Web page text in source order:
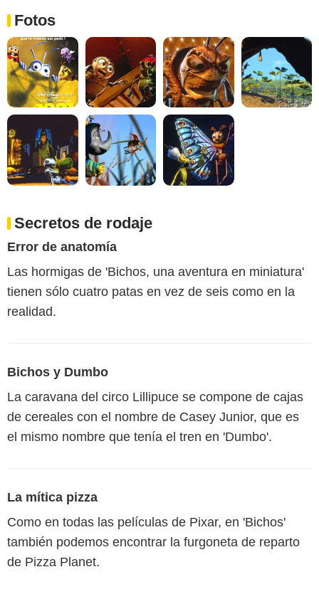
Fotos
Secretos de rodaje
Error de anatomía
Las hormigas de 'Bichos, una aventura en miniatura'
tienen sólo cuatro patas en vez de seis como en la
realidad.
Bichos y Dumbo
La caravana del circo Lillipuce se compone de cajas
de cereales con el nombre de Casey Junior, que es
el mismo nombre que tenía el tren en 'Dumbo'.
La mítica pizza
Como en todas las películas de Pixar, en 'Bichos'
también podemos encontrar la furgoneta de reparto
de Pizza Planet.